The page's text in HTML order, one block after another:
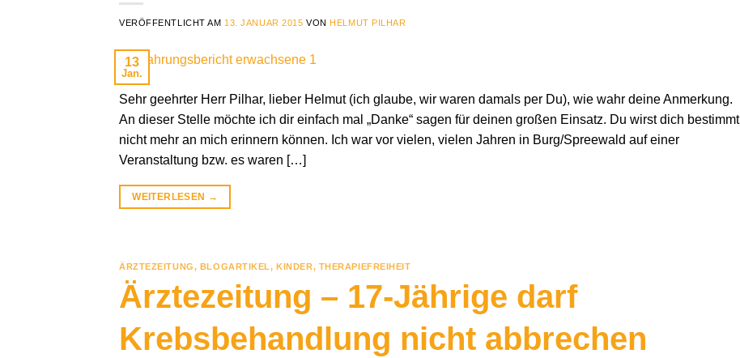
VERÖFFENTLICHT AM 13. JANUAR 2015 VON HELMUT PILHAR
13
Jan.
Sehr geehrter Herr Pilhar, lieber Helmut (ich glaube, wir waren damals per Du), wie wahr deine Anmerkung.
An dieser Stelle möchte ich dir einfach mal „Danke“ sagen für deinen großen Einsatz. Du wirst dich bestimmt
nicht mehr an mich erinnern können. Ich war vor vielen, vielen Jahren in Burg/Spreewald auf einer
Veranstaltung bzw. es waren […]
WEITERLESEN →
ÄRZTEZEITUNG, BLOGARTIKEL,KINDER, THERAPIEFREIHEIT
Ärztezeitung – 17-Jährige darf
Krebsbehandlung nicht abbrechen